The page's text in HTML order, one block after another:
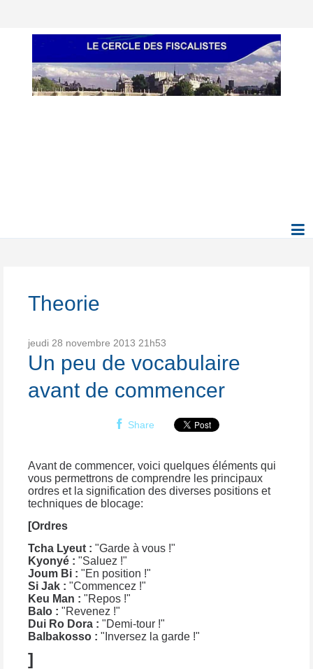
Theorie
jeudi 28 novembre 2013 21h53
Un peu de vocabulaire
avant de commencer
Share
Avant de commencer, voici quelques éléments qui
vous permettrons de comprendre les principaux
ordres et la signification des diverses positions et
techniques de blocage:
[Ordres
Tcha Lyeut : "Garde à vous !"
Kyonyé : "Saluez !"
Joum Bi : "En position !"
Si Jak : "Commencez !"
Keu Man : "Repos !"
Balo : "Revenez !"
Dui Ro Dora : "Demi-tour !"
Balbakosso : "Inversez la garde !"
]